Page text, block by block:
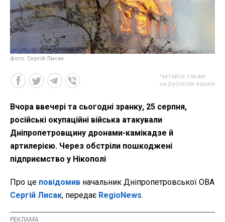
фото: Сергій Лисак
Читайте также
на русском языке
Вчора ввечері та сьогодні зранку, 25 серпня,
російські окупаційні війська атакували
Дніпропетровщину дронами-камікадзе й
артилерією. Через обстріли пошкоджені
підприємство у Нікополі
Про це повідомив начальник Дніпропетровської ОВА
Сергій Лисак, передає RegioNews.